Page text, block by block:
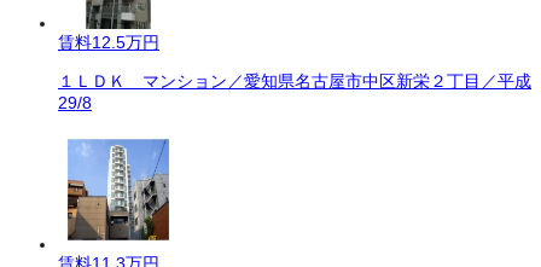
賃料12.5万円
１ＬＤＫ マンション／愛知県名古屋市中区新栄２丁目／平成
29/8